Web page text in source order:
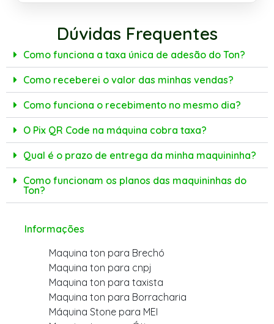
Dúvidas Frequentes
Como funciona a taxa única de adesão do Ton?
Como receberei o valor das minhas vendas?
Como funciona o recebimento no mesmo dia?
O Pix QR Code na máquina cobra taxa?
Qual é o prazo de entrega da minha maquininha?
Como funcionam os planos das maquininhas do
Ton?
Informações
Maquina ton para Brechó
Maquina ton para cnpj
Maquina ton para taxista
Maquina ton para Borracharia
Máquina Stone para MEI